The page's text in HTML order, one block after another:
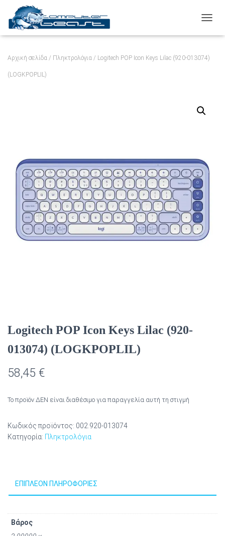
Αρχική σελίδα / Πληκτρολόγια / Logitech POP Icon Keys Lilac (920-013074)
(LOGKPOPLIL)
Logitech POP Icon Keys Lilac (920-
013074) (LOGKPOPLIL)
58,45 €
Το προϊόν ΔΕΝ είναι διαθέσιμο για παραγγελία αυτή τη στιγμή
Κωδικός προϊόντος: 002.920-013074
Κατηγορία: Πληκτρολόγια
ΕΠΙΠΛΈΟΝ ΠΛΗΡΟΦΟΡΊΕΣ
Βάρος